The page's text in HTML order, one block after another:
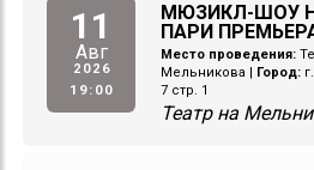
11
Авг
2026
19:00
МЮЗИКЛ-ШОУ
ПАРИ
Место проведения:
Мельникова
Город:
7 стр. 1
Театр на